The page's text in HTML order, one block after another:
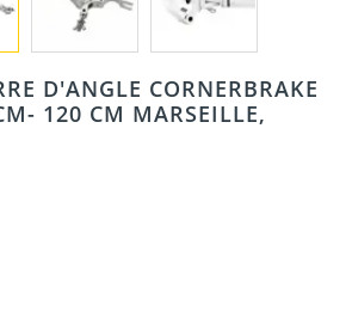
D'ANGLE CORNERBRAKE
120 CM MARSEILLE,